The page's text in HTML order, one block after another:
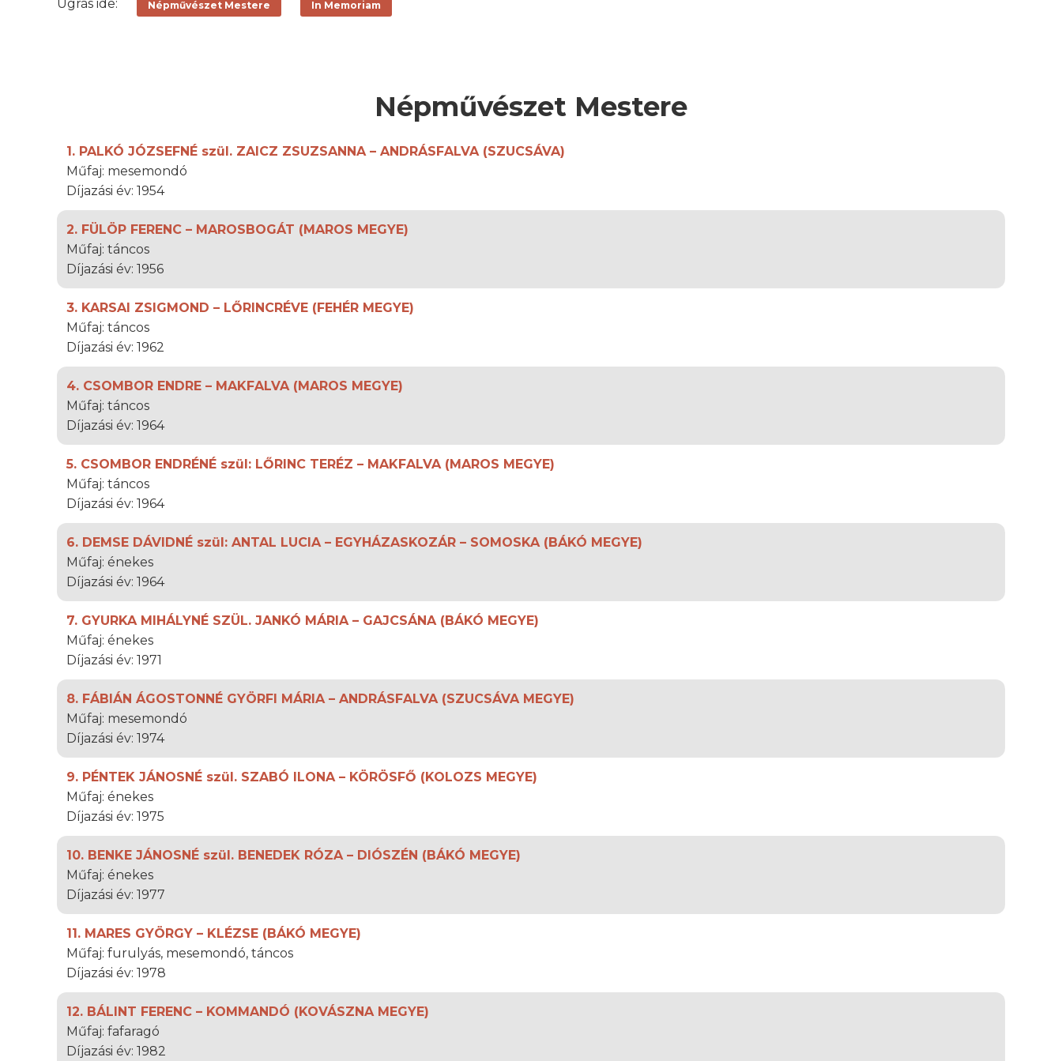
Ugrás ide: Népművészet Mestere In Memoriam
Népművészet Mestere
1. PALKÓ JÓZSEFNÉ szül. ZAICZ ZSUZSANNA – ANDRÁSFALVA (SZUCSÁVA)
Műfaj: mesemondó
Díjazási év: 1954
2. FÜLÖP FERENC – MAROSBOGÁT (MAROS MEGYE)
Műfaj: táncos
Díjazási év: 1956
3. KARSAI ZSIGMOND – LŐRINCRÉVE (FEHÉR MEGYE)
Műfaj: táncos
Díjazási év: 1962
4. CSOMBOR ENDRE – MAKFALVA (MAROS MEGYE)
Műfaj: táncos
Díjazási év: 1964
5. CSOMBOR ENDRÉNÉ szül: LŐRINC TERÉZ – MAKFALVA (MAROS MEGYE)
Műfaj: táncos
Díjazási év: 1964
6. DEMSE DÁVIDNÉ szül: ANTAL LUCIA – EGYHÁZASKOZÁR – SOMOSKA (BÁKÓ MEGYE)
Műfaj: énekes
Díjazási év: 1964
7. GYURKA MIHÁLYNÉ SZÜL. JANKÓ MÁRIA – GAJCSÁNA (BÁKÓ MEGYE)
Műfaj: énekes
Díjazási év: 1971
8. FÁBIÁN ÁGOSTONNÉ GYÖRFI MÁRIA – ANDRÁSFALVA (SZUCSÁVA MEGYE)
Műfaj: mesemondó
Díjazási év: 1974
9. PÉNTEK JÁNOSNÉ szül. SZABÓ ILONA – KÖRÖSFŐ (KOLOZS MEGYE)
Műfaj: énekes
Díjazási év: 1975
10. BENKE JÁNOSNÉ szül. BENEDEK RÓZA – DIÓSZÉN (BÁKÓ MEGYE)
Műfaj: énekes
Díjazási év: 1977
11. MARES GYÖRGY – KLÉZSE (BÁKÓ MEGYE)
Műfaj: furulyás, mesemondó, táncos
Díjazási év: 1978
12. BÁLINT FERENC – KOMMANDÓ (KOVÁSZNA MEGYE)
Műfaj: fafaragó
Díjazási év: 1982